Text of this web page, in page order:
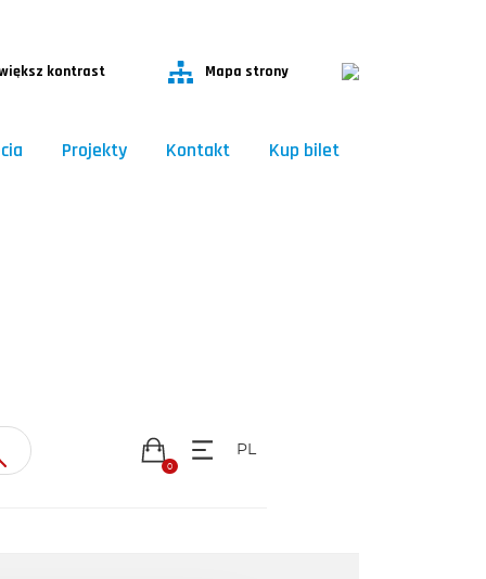
kontrast Mapa strony
Projekty Kontakt Kup bilet